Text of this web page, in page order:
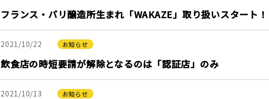
フランス・パリ醸造所生まれ「WAKAZE」取り扱いスタート！
2021/10/22 お知らせ
飲食店の時短要請が解除となるのは「認証店」のみ
2021/10/13 お知らせ